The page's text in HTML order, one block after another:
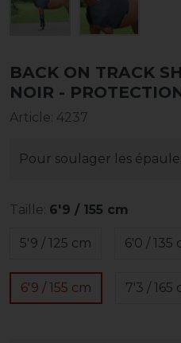
BACK ON TRACK
NOIR -
Article: 4237
Pour soulager les
Taille: 6'9 / 155 cm
5'9 / 125 cm 6'0 / 135
6'9 / 155 cm 7'3 / 165